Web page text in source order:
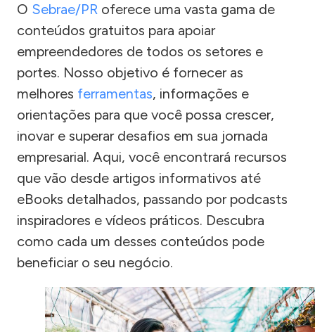
O Sebrae/PR oferece uma vasta gama de
conteúdos gratuitos para apoiar
empreendedores de todos os setores e
portes. Nosso objetivo é fornecer as
melhores ferramentas, informações e
orientações para que você possa crescer,
inovar e superar desafios em sua jornada
empresarial. Aqui, você encontrará recursos
que vão desde artigos informativos até
eBooks detalhados, passando por podcasts
inspiradores e vídeos práticos. Descubra
como cada um desses conteúdos pode
beneficiar o seu negócio.